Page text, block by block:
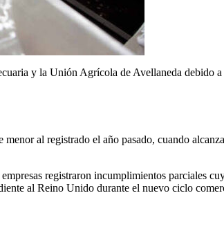
y la Unión Agrícola de Avellaneda debido
al registrado el año pasado, cuando
registraron incumplimientos parciales
al Reino Unido durante el nuevo ciclo